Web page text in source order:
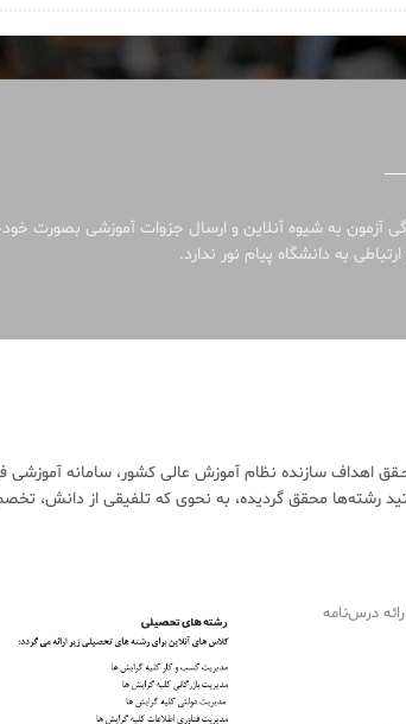
آزمون به شیوه آنلاین و ارسال جزوات آموزشی بصورت
به دانشگاه پیام نور ندارد.
سازنده نظام آموزش عالی کشور، سامانه آموزشی
رشته‌ها محقق گردیده، به نحوی که تلفیقی از دانش،
درس‌نامه‌